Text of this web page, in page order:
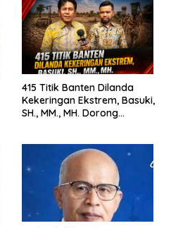
415 Titik Banten Dilanda
Kekeringan Ekstrem, Basuki,
SH., MM., MH. Dorong